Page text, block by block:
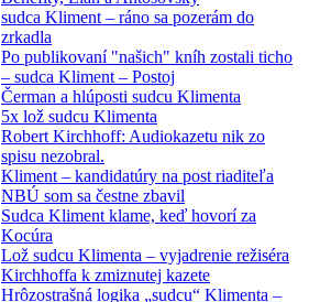
sudca Kliment – ráno sa pozerám do
zrkadla
Po publikovaní "našich" kníh zostali ticho
– sudca Kliment – Postoj
Čerman a hlúposti sudcu Klimenta
5x lož sudcu Klimenta
Robert Kirchhoff: Audiokazetu nik zo
spisu nezobral.
Kliment – kandidatúry na post riaditeľa
NBÚ som sa čestne zbavil
Sudca Kliment klame, keď hovorí za
Kocúra
Lož sudcu Klimenta – vyjadrenie režiséra
Kirchhoffa k zmiznutej kazete
Hrôzostrašná logika „sudcu“ Klimenta –